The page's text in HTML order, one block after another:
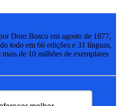
Dom Bosco em agosto de 1877,
todo em 66 edições e 31 línguas,
de 10 milhões de exemplares